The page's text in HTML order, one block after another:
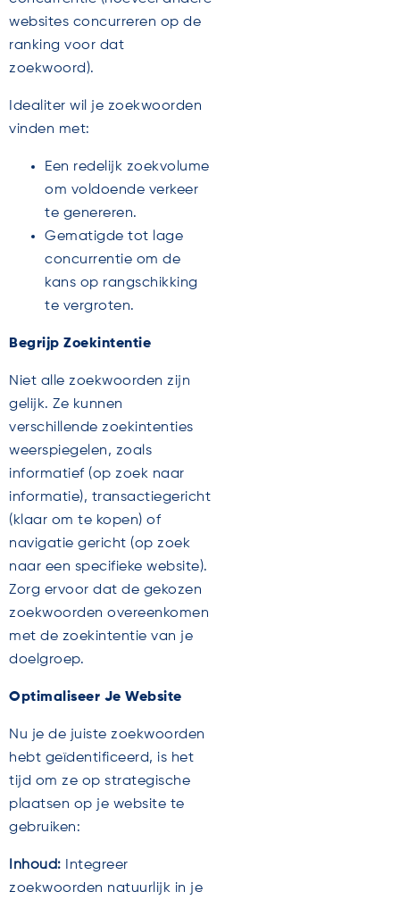
websites concurreren op de
ranking voor dat
zoekwoord).
Idealiter wil je zoekwoorden
vinden met:
Een redelijk zoekvolume
om voldoende verkeer
te genereren.
Gematigde tot lage
concurrentie om de
kans op rangschikking
te vergroten.
Begrijp Zoekintentie
Niet alle zoekwoorden zijn
gelijk. Ze kunnen
verschillende zoekintenties
weerspiegelen, zoals
informatief (op zoek naar
informatie), transactiegericht
(klaar om te kopen) of
navigatie gericht (op zoek
naar een specifieke website).
Zorg ervoor dat de gekozen
zoekwoorden overeenkomen
met de zoekintentie van je
doelgroep.
Optimaliseer Je Website
Nu je de juiste zoekwoorden
hebt geïdentificeerd, is het
tijd om ze op strategische
plaatsen op je website te
gebruiken:
Inhoud:
Integreer
zoekwoorden natuurlijk in je